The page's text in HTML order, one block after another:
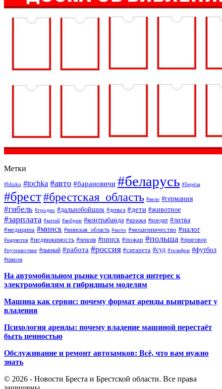
Метки
#blizko #tochka #авто #барановичи #беларусь #берёза
#брест#брестская_область #вело #германия
#гибель #гродно #дальнобойщик #деньга #дети #животное
#зарплата #китай #кобрин #контрабанда #кража #кредит #литва
#медицина #минск #минская_область #мото #мошенничество #налог
#наркотик #недвижимость #пенсия #пинск #пожар #польша #приговор
#путешествие #пьяный #работа #россия #сигарета #суд #телефон #футбол
#школа
На автомобильном рынке усиливается интерес к
электромобилям и гибридным моделям
Машина как сервис: почему формат аренды выигрывает у
владения
Психология аренды: почему владение машиной перестаёт
быть ценностью
Обслуживание и ремонт автозамков: Всё, что вам нужно
знать
© 2026 - Новости Бреста и Брестской области. Все права